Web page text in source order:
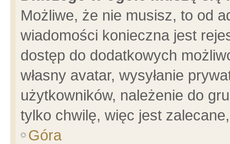
Możliwe, że nie musisz, to od
wiadomości konieczna jest
dostęp do dodatkowych
własny avatar, wysyłanie
użytkowników, należenie do
tylko chwilę, więc jest
Góra